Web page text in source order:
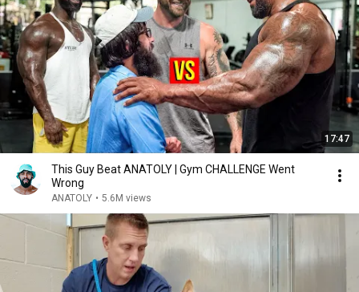
17:47
This Guy Beat ANATOLY | Gym CHALLENGE Went
Wrong
ANATOLY • 5.6M views